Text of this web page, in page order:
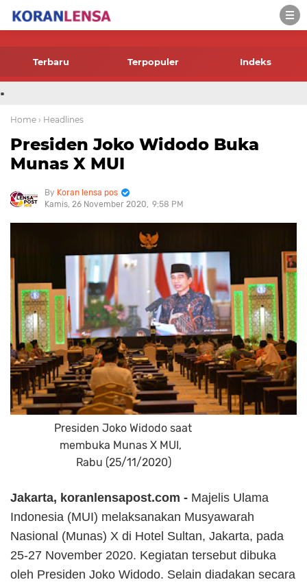
-->
Terbaru Terpopuler Indeks
.
Home › Headlines
Presiden Joko Widodo Buka
Munas X MUI
Koran lensa pos
Kamis, 26 November 2020
9:58 PM
Presiden Joko Widodo saat
membuka Munas X MUI,
Rabu (25/11/2020)
Jakarta, koranlensapost.com - Majelis Ulama
Indonesia (MUI) melaksanakan Musyawarah
Nasional (Munas) X di Hotel Sultan, Jakarta, pada
25-27 November 2020. Kegiatan tersebut dibuka
oleh Presiden Joko Widodo. Selain diadakan secara